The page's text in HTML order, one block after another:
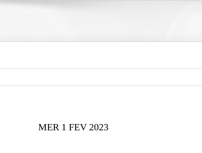
MER 1 FEV 2023